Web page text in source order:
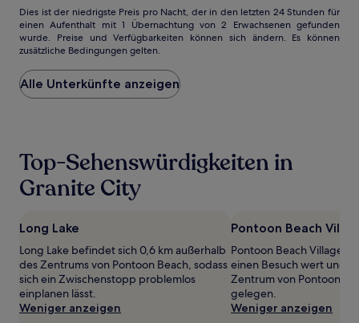
Dies
ist
der
niedrigste
Preis
pro
Nacht,
letzten
24 Stunden
für
einen
mit
von
2 Erwachsenen
gefunden
wurde.
Preise
Dies ist der niedrigste Preis pro Nacht, der in den letzten 24 Stunden für
einen Aufenthalt mit 1 Übernachtung von 2 Erwachsenen gefunden
wurde. Preise und Verfügbarkeiten können sich ändern. Es können
zusätzliche Bedingungen gelten.
Alle Unterkünfte anzeigen
Top-Sehenswürdigkeiten in
Granite City
Long Lake
Long Lake befindet sich 0,6 km außerhalb
des Zentrums von Pontoon Beach, sodass
sich ein Zwischenstopp problemlos
einplanen lässt.
Weniger anzeigen
Pontoon Beach
Pontoon Beach Village
einen Besuch wert und
Zentrum von Pontoon
gelegen.
Weniger anzeigen